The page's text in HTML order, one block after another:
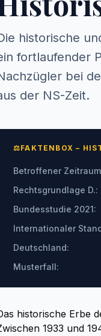
historische
fortlaufender
bei
der NS-Zeit.
⚖FAKTENBOX –
Betroffener Zeitraum
Rechtsgrundlage D.:
Bundesstudie 2021:
Internationaler
Deutschland:
Musterfall:
historische Erbe
1933 und